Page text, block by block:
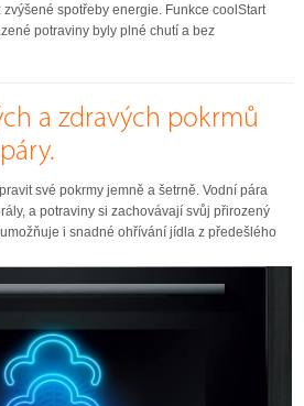
spotřeby energie. Funkce coolStart
potraviny byly plné chutí a bez
a zdravých pokrmů
své pokrmy jemně a šetrně. Vodní pára
a potraviny si zachovávají svůj přirozený
i snadné ohřívání jídla z předešlého